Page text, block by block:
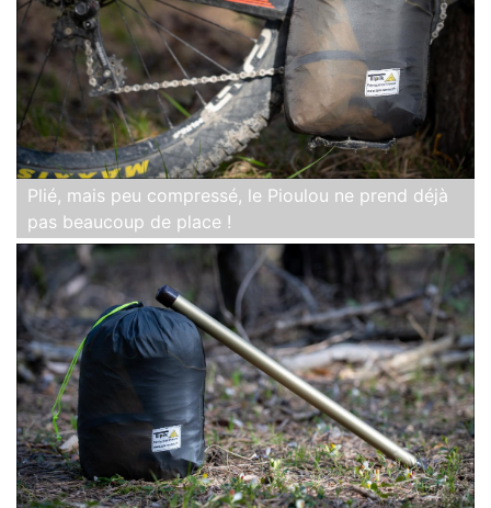
Plié, mais peu compressé, le Pioulou ne prend déjà
pas beaucoup de place !